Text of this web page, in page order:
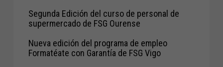
Segunda Edición del curso de personal de
supermercado de FSG Ourense
Nueva edición del programa de empleo
Formatéate con Garantía de FSG Vigo